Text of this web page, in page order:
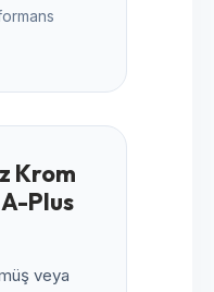
Krom
Plus
veya